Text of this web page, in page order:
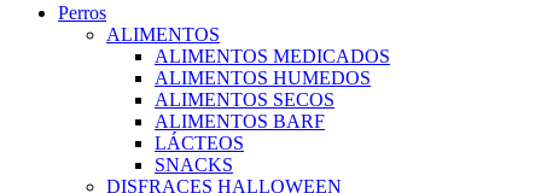
Perros
ALIMENTOS
ALIMENTOS MEDICADOS
ALIMENTOS HUMEDOS
ALIMENTOS SECOS
ALIMENTOS BARF
LÁCTEOS
SNACKS
DISFRACES HALLOWEEN